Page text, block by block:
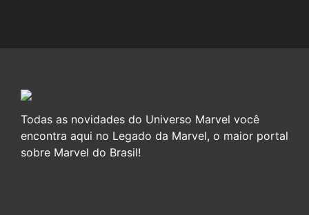
Todas as novidades do Universo Marvel você
encontra aqui no Legado da Marvel, o maior portal
sobre Marvel do Brasil!